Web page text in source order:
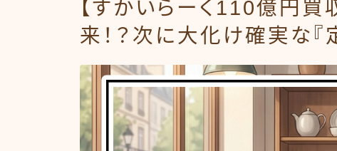
出品ノウハウ
Yahoo出品
メルカリ販売
【すかいらーく110億円
来！？次に大化け確実な『